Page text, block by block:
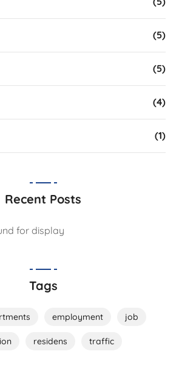
(5)
(5)
(4)
(1)
Recent Posts
for display
Tags
employment job
residens traffic